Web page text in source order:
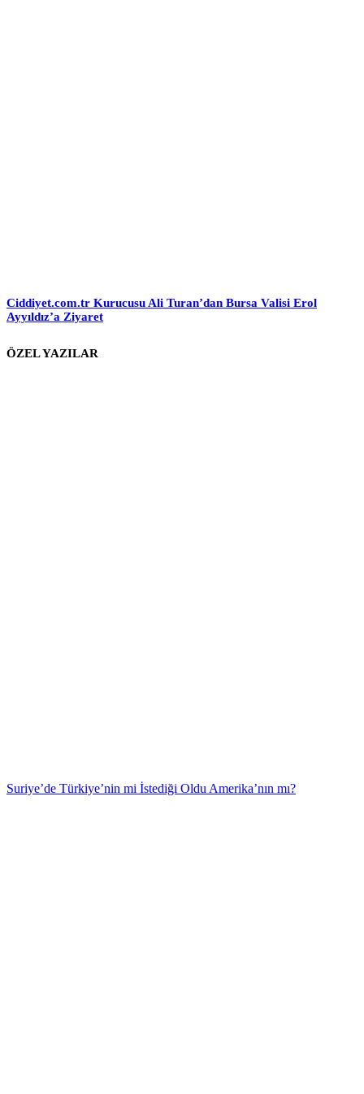
Ciddiyet.com.tr Kurucusu Ali Turan’dan Bursa Valisi Erol
Ayyıldız’a Ziyaret
ÖZEL YAZILAR
Suriye’de Türkiye’nin mi İstediği Oldu Amerika’nın mı?